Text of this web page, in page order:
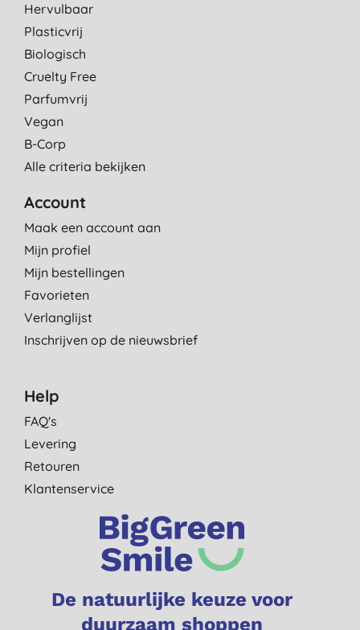
Hervulbaar
Plasticvrij
Biologisch
Cruelty Free
Parfumvrij
Vegan
B-Corp
Alle criteria bekijken
Account
Maak een account aan
Mijn profiel
Mijn bestellingen
Favorieten
Verlanglijst
Inschrijven op de nieuwsbrief
Help
FAQ's
Levering
Retouren
Klantenservice
De natuurlijke keuze voor
duurzaam shoppen